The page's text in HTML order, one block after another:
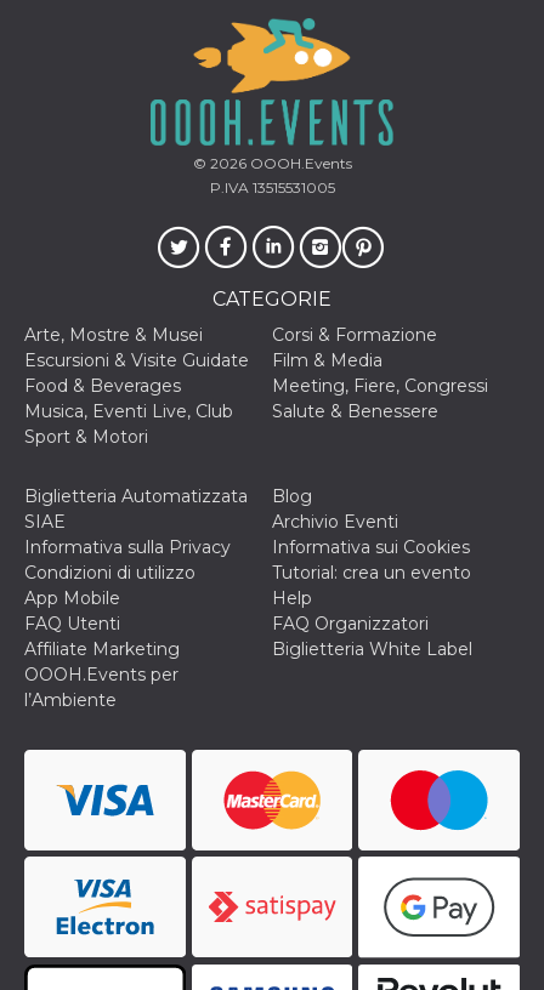
© 2026OOOH.Events
P.IVA 13515531005
CATEGORIE
Arte, Mostre & Musei
Corsi & Formazione
Escursioni & Visite Guidate
Film & Media
Food & Beverages
Meeting, Fiere, Congressi
Musica, Eventi Live, Club
Salute & Benessere
Sport & Motori
Biglietteria Automatizzata
SIAE
Blog
Archivio Eventi
Informativa sulla Privacy
Informativa sui Cookies
Condizioni di utilizzo
Tutorial: crea un evento
App Mobile
Help
FAQ Utenti
FAQ Organizzatori
Affiliate Marketing
Biglietteria White Label
OOOH.Events per
l’Ambiente